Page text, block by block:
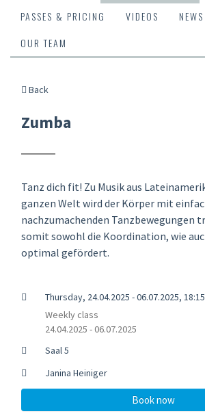
PASSES & PRICING
VIDEOS NEWS
OUR TEAM
Back
Zumba
Tanz dich fit! Zu Musik aus
ganzen Welt wird der Körper mit
nachzumachenden Tanzbewegungen
somit sowohl die Koordination, wie
optimal gefördert.
Thursday, 24.04.2025 - 06.07.2025,
Weekly class
24.04.2025 - 06.07.2025
Saal 5
Janina Heiniger
Book now